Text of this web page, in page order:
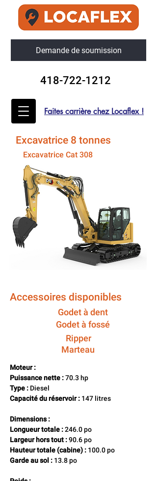
Demande de soumission
418-722-1212
Faites carrière chez Locaflex !
Excavatrice 8 tonnes
Excavatrice Cat 308
Accessoires disponibles
Godet à fossé
Godet à dent
Ripper
Marteau
Moteur :
Puissance nette : 70.3 hp
Type : Diesel
Capacité du réservoir : 147 litres
Dimensions :
Longueur totale : 246.0 po
Largeur hors tout : 90.6 po
Hauteur totale (cabine) : 100.0 po
Garde au sol : 13.8 po